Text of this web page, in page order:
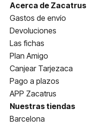
Acerca de Zacatrus
Gastos de envío
Devoluciones
Las fichas
Plan Amigo
Canjear Tarjezaca
Pago a plazos
APP Zacatrus
Nuestras tiendas
Barcelona